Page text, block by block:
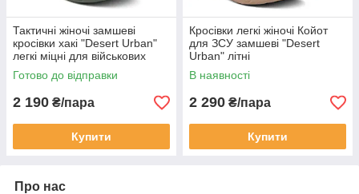
Тактичні жіночі замшеві
кросівки хакі "Desert Urban"
легкі міцні для військових
ЗСУ
Готово до відправки
2 190 ₴/пара
Купити
Кросівки легкі жіночі Койот
для ЗСУ замшеві "Desert
Urban" літні
В наявності
2 290 ₴/пара
Купити
Про нас